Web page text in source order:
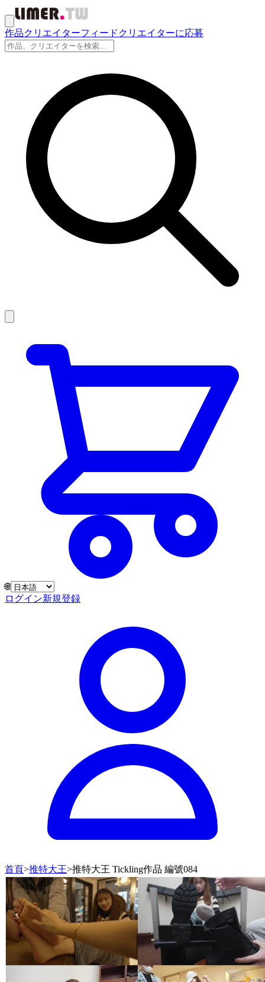
作品クリエイターフィード クリエイターに応募
🌐
ログイン新規登録
首頁>推特大王>推特大王 Tickling作品 編號084